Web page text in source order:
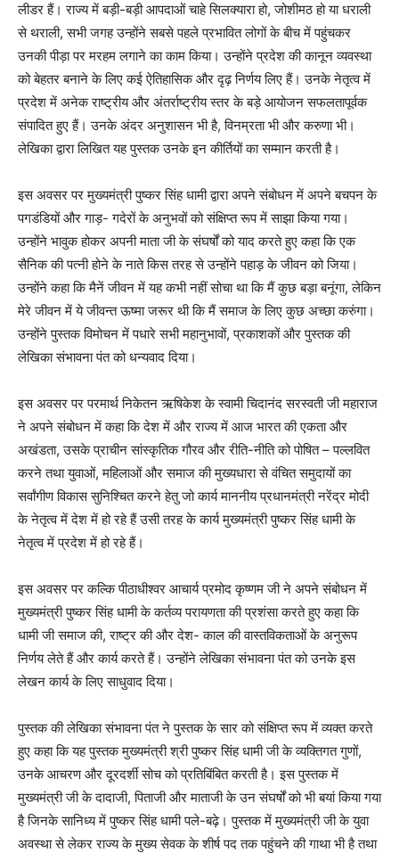
लीडर हैं। राज्य में बड़ी-बड़ी आपदाओं चाहे सिलक्यारा हो, जोशीमठ हो या धराली
से थराली, सभी जगह उन्होंने सबसे पहले प्रभावित लोगों के बीच में पहुंचकर
उनकी पीड़ा पर मरहम लगाने का काम किया। उन्होंने प्रदेश की कानून व्यवस्था
को बेहतर बनाने के लिए कई ऐतिहासिक और दृढ़ निर्णय लिए हैं। उनके नेतृत्व में
प्रदेश में अनेक राष्ट्रीय और अंतर्राष्ट्रीय स्तर के बड़े आयोजन सफलतापूर्वक
संपादित हुए हैं। उनके अंदर अनुशासन भी है, विनम्रता भी और करुणा भी।
लेखिका द्वारा लिखित यह पुस्तक उनके इन कीर्तियों का सम्मान करती है।
इस अवसर पर मुख्यमंत्री पुष्कर सिंह धामी द्वारा अपने संबोधन में अपने बचपन के
पगडंडियों और गाड़- गदेरों के अनुभवों को संक्षिप्त रूप में साझा किया गया।
उन्होंने भावुक होकर अपनी माता जी के संघर्षों को याद करते हुए कहा कि एक
सैनिक की पत्नी होने के नाते किस तरह से उन्होंने पहाड़ के जीवन को जिया।
उन्होंने कहा कि मैनें जीवन में यह कभी नहीं सोचा था कि मैं कुछ बड़ा बनूंगा, लेकिन
मेरे जीवन में ये जीवन्त ऊष्मा जरूर थी कि मैं समाज के लिए कुछ अच्छा करुंगा।
उन्होंने पुस्तक विमोचन में पधारे सभी महानुभावों, प्रकाशकों और पुस्तक की
लेखिका संभावना पंत को धन्यवाद दिया।
इस अवसर पर परमार्थ निकेतन ऋषिकेश के स्वामी चिदानंद सरस्वती जी महाराज
ने अपने संबोधन में कहा कि देश में और राज्य में आज भारत की एकता और
अखंडता, उसके प्राचीन सांस्कृतिक गौरव और रीति-नीति को पोषित – पल्लवित
करने तथा युवाओं, महिलाओं और समाज की मुख्यधारा से वंचित समुदायों का
सर्वांगीण विकास सुनिश्चित करने हेतु जो कार्य माननीय प्रधानमंत्री नरेंद्र मोदी
के नेतृत्व में देश में हो रहे हैं उसी तरह के कार्य मुख्यमंत्री पुष्कर सिंह धामी के
नेतृत्व में प्रदेश में हो रहे हैं।
इस अवसर पर कल्कि पीठाधीश्वर आचार्य प्रमोद कृष्णम जी ने अपने संबोधन में
मुख्यमंत्री पुष्कर सिंह धामी के कर्तव्य परायणता की प्रशंसा करते हुए कहा कि
धामी जी समाज की, राष्ट्र की और देश- काल की वास्तविकताओं के अनुरूप
निर्णय लेते हैं और कार्य करते हैं। उन्होंने लेखिका संभावना पंत को उनके इस
लेखन कार्य के लिए साधुवाद दिया।
पुस्तक की लेखिका संभावना पंत ने पुस्तक के सार को संक्षिप्त रूप में व्यक्त करते
हुए कहा कि यह पुस्तक मुख्यमंत्री श्री पुष्कर सिंह धामी जी के व्यक्तिगत गुणों,
उनके आचरण और दूरदर्शी सोच को प्रतिबिंबित करती है। इस पुस्तक में
मुख्यमंत्री जी के दादाजी, पिताजी और माताजी के उन संघर्षों को भी बयां किया गया
है जिनके सानिध्य में पुष्कर सिंह धामी पले-बढ़े। पुस्तक में मुख्यमंत्री जी के युवा
अवस्था से लेकर राज्य के मुख्य सेवक के शीर्ष पद तक पहुंचने की गाथा भी है तथा